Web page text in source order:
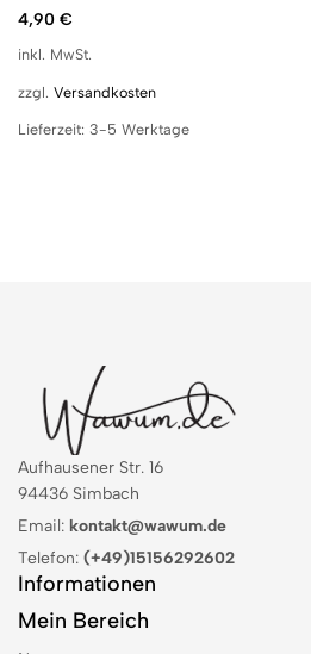
4,90 €
inkl. MwSt.
zzgl. Versandkosten
Lieferzeit: 3-5 Werktage
Aufhausener Str. 16
94436 Simbach
Email: kontakt@wawum.de
Telefon: (+49)15156292602
Informationen
Mein Bereich